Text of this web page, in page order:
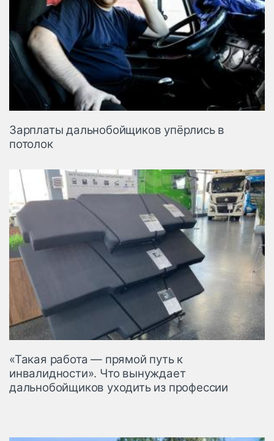
Зарплаты дальнобойщиков упёрлись в
потолок
«Такая работа — прямой путь к
инвалидности». Что вынуждает
дальнобойщиков уходить из профессии